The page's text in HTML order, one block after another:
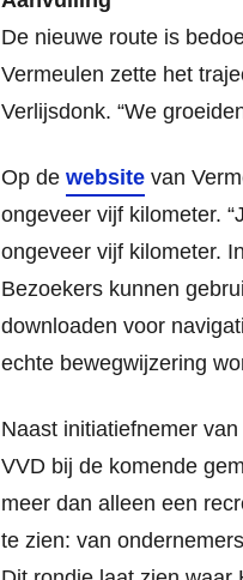
De nieuwe route is
Vermeulen zette het
Verlijsdonk. “We
Op de website van
ongeveer vijf kilometer.
ongeveer vijf kilometer.
Bezoekers kunnen
downloaden voor
echte bewegwijzering
Naast initiatiefnemer
VVD bij de komende
meer dan alleen een
te zien: van